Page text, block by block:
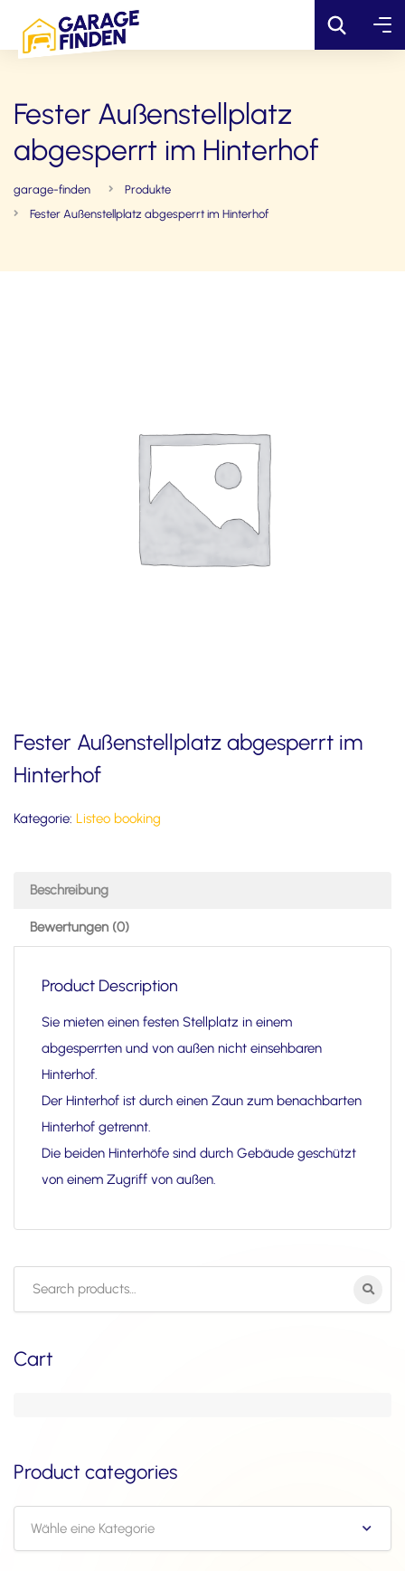
Fester Außenstellplatz
abgesperrt im Hinterhof
garage-finden
Produkte
Fester Außenstellplatz abgesperrt im Hinterhof
Fester Außenstellplatz abgesperrt im
Hinterhof
Kategorie: Listeo booking
Beschreibung
Bewertungen (0)
Product Description
Sie mieten einen festen Stellplatz in einem
abgesperrten und von außen nicht einsehbaren
Hinterhof.
Der Hinterhof ist durch einen Zaun zum benachbarten
Hinterhof getrennt.
Die beiden Hinterhöfe sind durch Gebäude geschützt
von einem Zugriff von außen.
Cart
Product categories
Wähle eine Kategorie